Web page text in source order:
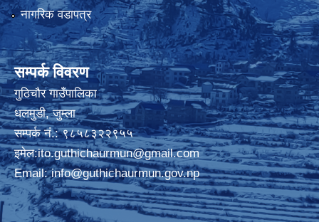
नागरिक वडापत्र
सम्पर्क विवरण
गुठिचौर गाउँपालिका
धलमुडी, जुम्ला
सम्पर्क नं.: ९८५८३२२९५५
इमेल:ito.guthichaurmun@gmail.com
Email:info@guthichaurmun.gov.np